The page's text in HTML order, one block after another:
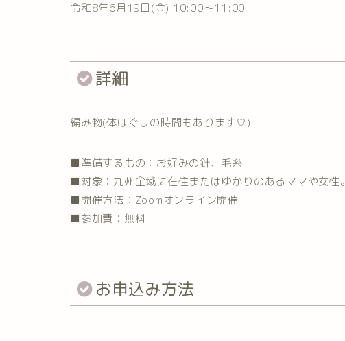
令和8年6月19日(金) 10:00〜11:00
詳細
編み物(体ほぐしの時間もあります♡)
■準備するもの：お好みの針、毛糸
■対象：九州全域に在住またはゆかりのあるママや女性。
■開催方法：Zoomオンライン開催⁡
■参加費：無料⁡
お申込み方法